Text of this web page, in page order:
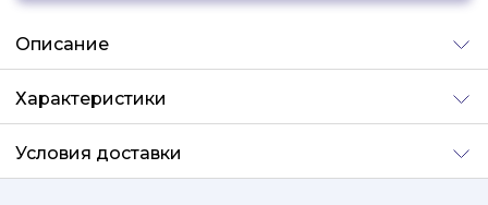
Добавлено
Описание
Характеристики
Условия доставки